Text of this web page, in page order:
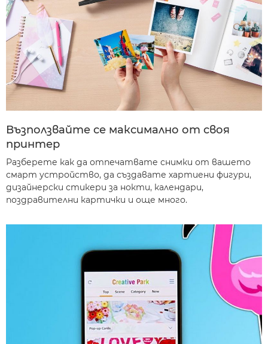
Възползвайте се максимално от своя
принтер
Разберете как да отпечатвате снимки от вашето
смарт устройство, да създавате хартиени фигури,
дизайнерски стикери за нокти, календари,
поздравителни картички и още много.